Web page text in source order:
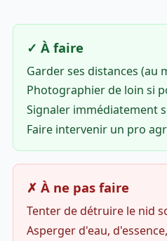
✓ À faire
Garder ses distances (au
Photographier de loin si
Signaler immédiatement
Faire intervenir un pro
✗ À ne pas faire
Tenter de détruire le nid
Asperger d'eau,